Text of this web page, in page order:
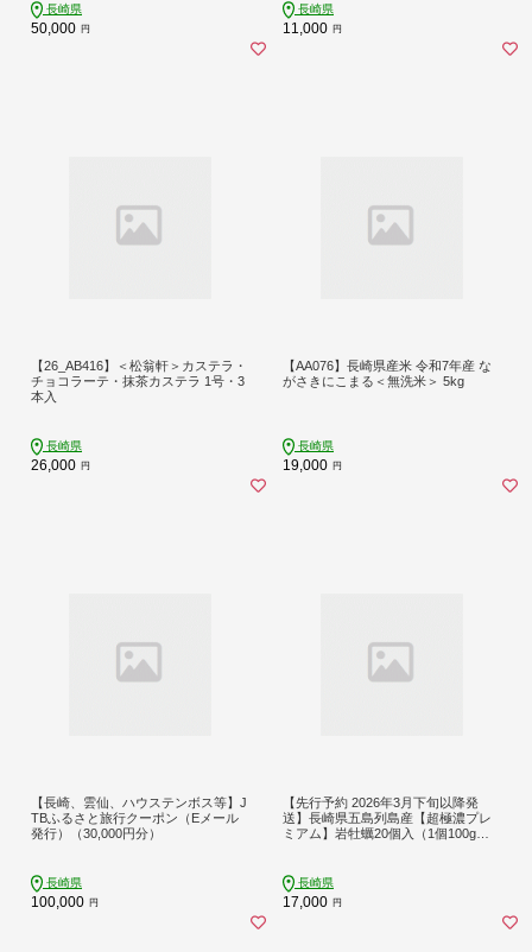
長崎県
50,000 円
長崎県
11,000 円
【26_AB416】＜松翁軒＞カステラ・
チョコラーテ・抹茶カステラ 1号・3
本入
長崎県
26,000 円
【AA076】長崎県産米 令和7年産 な
がさきにこまる＜無洗米＞ 5kg
長崎県
19,000 円
【長崎、雲仙、ハウステンボス等】J
TBふるさと旅行クーポン（Eメール
発行）（30,000円分）
長崎県
100,000 円
【先行予約 2026年3月下旬以降発
送】長崎県五島列島産【超極濃プレ
ミアム】岩牡蠣20個入（1個100g～1
長崎県
17,000 円